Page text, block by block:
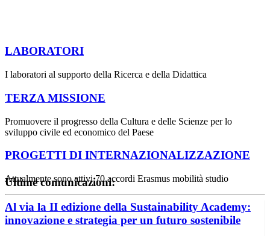
LABORATORI
I laboratori al supporto della Ricerca e della Didattica
TERZA MISSIONE
Promuovere il progresso della Cultura e delle Scienze per lo
sviluppo civile ed economico del Paese
PROGETTI DI INTERNAZIONALIZZAZIONE
Attualmente sono attivi 70 accordi Erasmus mobilità studio
Ultime comunicazioni:
Al via la II edizione della Sustainability Academy:
innovazione e strategia per un futuro sostenibile